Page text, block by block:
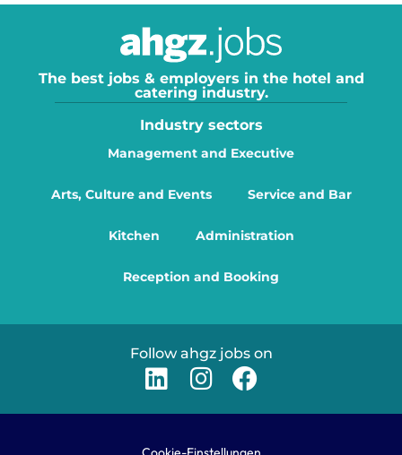
The best jobs & employers in the hotel and
catering industry.
Industry sectors
Management and Executive
Arts, Culture and Events Service and Bar
Kitchen Administration
Reception and Booking
Follow ahgz jobs on